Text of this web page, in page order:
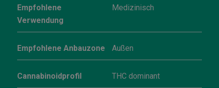
Empfohlene
Verwendung
Medizinisch
Empfohlene Anbauzone Außen
Cannabinoidprofil THC dominant